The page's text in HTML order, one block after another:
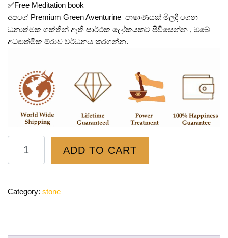
✅Free Meditation book
අපගේ Premium Green Aventurine පාෂාණයක් මිලදී ගෙන
ධනාත්මක ශක්තින් ඇති සාර්ථක ලෝකයකට පිවිසෙන්න , ඔබේ
අධ්‍යාත්මික ඕරාව වර්ධනය කරගන්න.
ADD TO CART
Category: stone